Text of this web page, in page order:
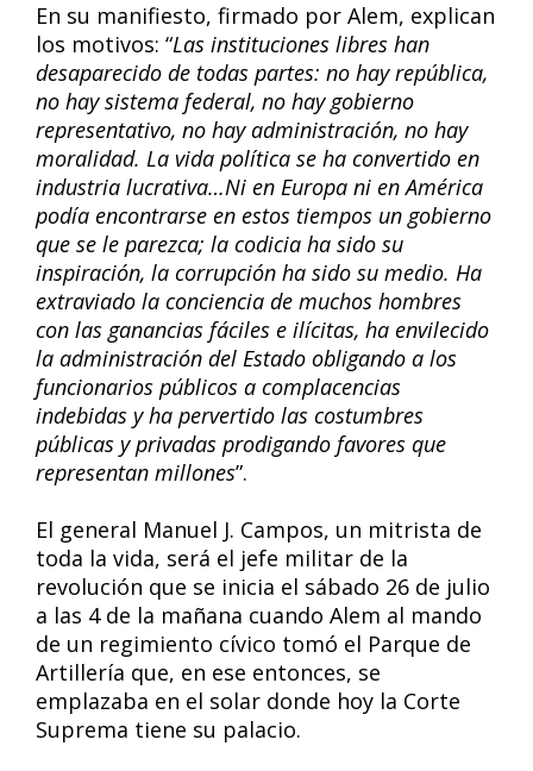
En su manifiesto, firmado por Alem, explican
los motivos: “Las instituciones libres han
desaparecido de todas partes: no hay república,
no hay sistema federal, no hay gobierno
representativo, no hay administración, no hay
moralidad. La vida política se ha convertido en
industria lucrativa…Ni en Europa ni en América
podía encontrarse en estos tiempos un gobierno
que se le parezca; la codicia ha sido su
inspiración, la corrupción ha sido su medio. Ha
extraviado la conciencia de muchos hombres
con las ganancias fáciles e ilícitas, ha envilecido
la administración del Estado obligando a los
funcionarios públicos a complacencias
indebidas y ha pervertido las costumbres
públicas y privadas prodigando favores que
representan millones”.
El general Manuel J. Campos, un mitrista de
toda la vida, será el jefe militar de la
revolución que se inicia el sábado 26 de julio
a las 4 de la mañana cuando Alem al mando
de un regimiento cívico tomó el Parque de
Artillería que, en ese entonces, se
emplazaba en el solar donde hoy la Corte
Suprema tiene su palacio.